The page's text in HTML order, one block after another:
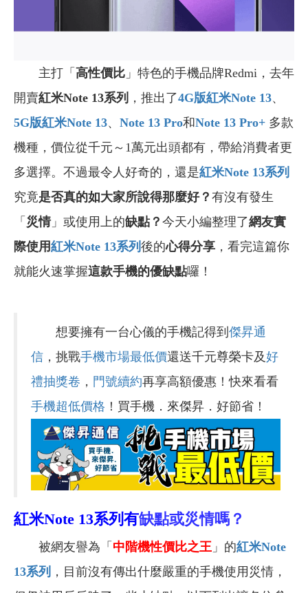
主打「 高性價比 」特色的手機品牌Redmi，去年
開賣紅米Note 13系列 ，推出了4G版紅米Note 13、
5G版紅米Note 13、 Note 13 Pro和Note 13 Pro+ 多款
機種，價位從千元～1萬元出頭都有，帶給消費者更
多選擇。不過最令人好奇的，還是紅米Note 13系列
究竟是否真的如大家所說得那麼好？ 有沒有發生
「 災情」或使用上的缺點？ 今天小編整理了網友實
際使用紅米Note 13系列 後的心得分享 ，看完這篇你
就能火速掌握這款手機的優缺點囉！
想要擁有一台心儀的手機記得到 傑昇通
信 ，挑戰手機市場最低價還送千元尊榮卡及好
禮抽獎卷 ， 門號續約再享高額優惠！快來看看
手機超低價格 ！買手機．來傑昇．好節省！
紅米Note 13系列有缺點或災情嗎？
被網友譽為「 中階機性價比之王 」的紅米Note
13系列 ，目前沒有傳出什麼嚴重的手機使用災情，